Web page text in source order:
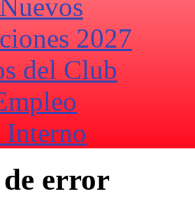
2027
del Club
Interno
error